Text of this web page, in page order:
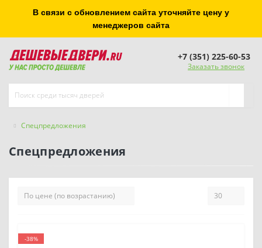
В связи с обновлением сайта уточняйте цену у
менеджеров сайта
+7 (351) 225-60-53
Заказать звонок
Спецпредложения
Спецпредложения
-38%